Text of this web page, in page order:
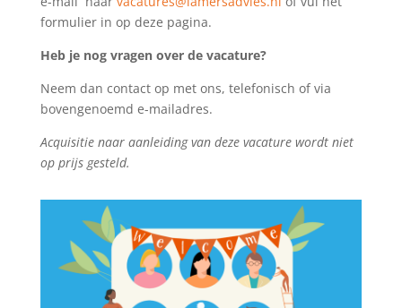
formulier in op deze pagina.
Heb je nog vragen over de vacature?
Neem dan contact op met ons, telefonisch of via
bovengenoemd e-mailadres.
Acquisitie naar aanleiding van deze vacature wordt niet
op prijs gesteld.